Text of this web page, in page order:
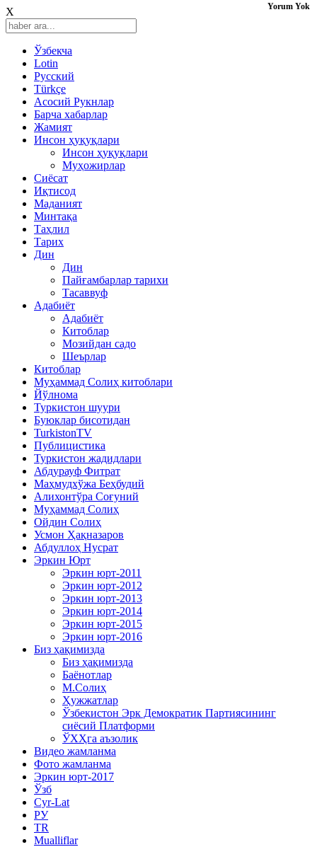
X
Ўзбекча
Lotin
Русский
Türkçe
Асосий Рукнлар
Барча хабарлар
Жамият
Инсон ҳуқуқлари
Инсон ҳуқуқлари
Муҳожирлар
Сиёсат
Иқтисод
Mаданият
Минтақа
Таҳлил
Тарих
Дин
Дин
Пайғамбарлар тарихи
Тасаввуф
Адабиёт
Адабиёт
Китоблар
Мозийдан садо
Шеърлар
Китоблар
Муҳаммад Солиҳ китоблари
Йўлнома
Туркистон шуури
Буюклар бисотидан
TurkistonTV
Публицистика
Туркистон жадидлари
Абдурауф Фитрат
Маҳмудхўжа Беҳбудий
Алихонтўра Соғуний
Муҳаммад Солиҳ
Ойдин Солиҳ
Усмон Ҳақназаров
Абдуллоҳ Нусрат
Эркин Юрт
Эркин юрт-2011
Эркин юрт-2012
Эркин юрт-2013
Эркин юрт-2014
Эркин юрт-2015
Эркин юрт-2016
Биз ҳақимизда
Биз ҳақимизда
Баёнотлар
М.Солиҳ
Ҳужжатлар
Ўзбекистон Эрк Демократик Партиясининг
сиёсий Платформи
ЎХҲга аъзолик
Видео жамланма
Фото жамланма
Эркин юрт-2017
Ўзб
Cyr-Lat
РУ
TR
Mualliflar
Yorum Yok